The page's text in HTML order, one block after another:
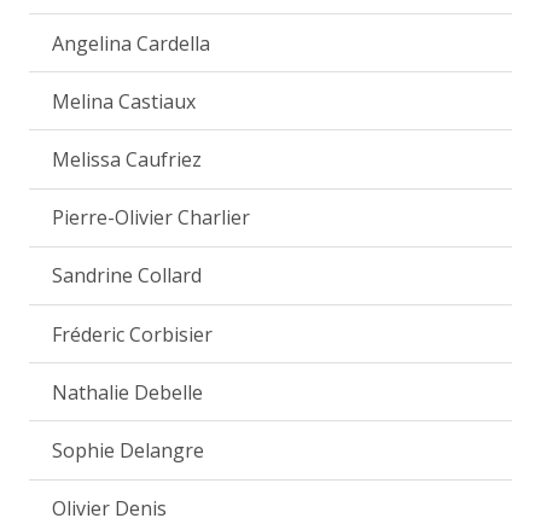
Angelina Cardella
Melina Castiaux
Melissa Caufriez
Pierre-Olivier Charlier
Sandrine Collard
Fréderic Corbisier
Nathalie Debelle
Sophie Delangre
Olivier Denis